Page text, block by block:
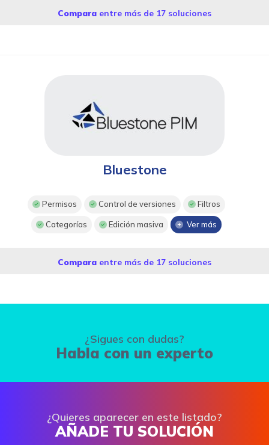
Compara entre más de 17 soluciones
Bluestone
Permisos Control de versiones Filtros
Categorías Edición masiva Ver más
Compara entre más de 17 soluciones
¿Sigues con dudas?
Habla con un experto
¿Quieres aparecer en este listado?
AÑADE TU SOLUCIÓN